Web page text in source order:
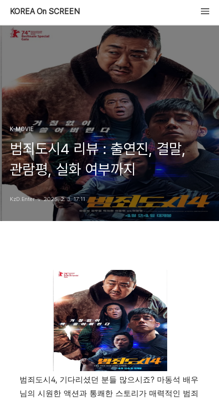
KOREA On SCREEN
K-MOVIE
범죄도시4 리뷰 : 출연진, 결말,
관람평, 실화 여부까지
KzD.Enter 2025. 2. 3. 17:11
범죄도시4, 기다리셨던 분들 많으시죠? 마동석 배우
님의 시원한 액션과 통쾌한 스토리가 매력적인 범죄